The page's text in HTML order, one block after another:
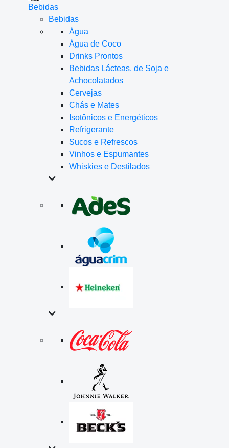
Bebidas
Bebidas
Água
Água de Coco
Drinks Prontos
Bebidas Lácteas, de Soja e
Achocolatados
Cervejas
Chás e Mates
Isotônicos e Energéticos
Refrigerante
Sucos e Refrescos
Vinhos e Espumantes
Whiskies e Destilados